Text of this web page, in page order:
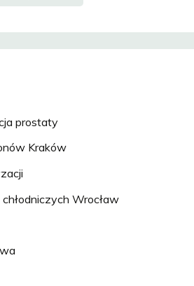
prostaty
Kraków
Wrocław